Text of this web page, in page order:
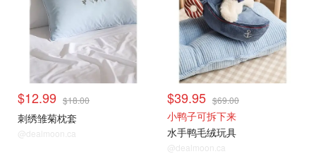
$12.99 $18.00
刺绣雏菊枕套
@dealmoon.ca
$39.95 $69.00
小鸭子可拆下来
水手鸭毛绒玩具
@dealmoon.ca